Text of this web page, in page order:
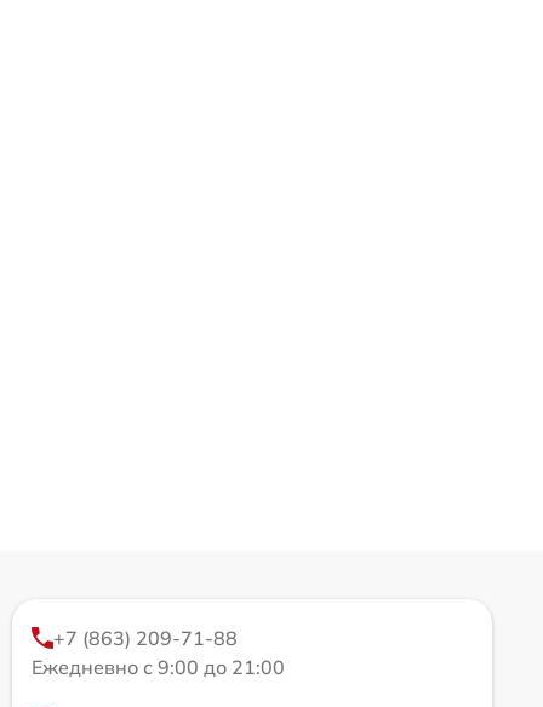
+7 (863) 209-71-88
Ежедневно с 9:00 до 21:00